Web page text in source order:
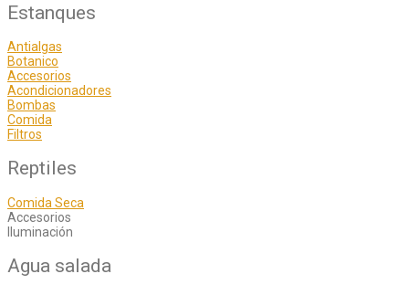
Estanques
Antialgas
Botanico
Accesorios
Acondicionadores
Bombas
Comida
Filtros
Reptiles
Comida Seca
Accesorios
Iluminación
Agua salada